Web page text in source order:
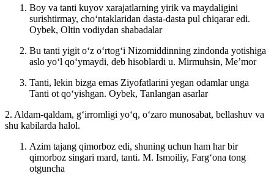
Boy va tanti kuyov xarajatlarning yirik va maydaligini
surishtirmay, choʻntaklaridan dasta-dasta pul chiqarar edi.
Oybek, Oltin vodiydan shabadalar
Bu tanti yigit oʻz oʻrtogʻi Nizomiddinning zindonda yotishiga
aslo yoʻl qoʻymaydi, deb hisoblardi u. Mirmuhsin, Meʼmor
Tanti, lekin bizga emas Ziyofatlarini yegan odamlar unga
Tanti ot qoʻyishgan. Oybek, Tanlangan asarlar
2. Aldam-qaldam, gʻirromligi yoʻq, oʻzaro munosabat, bellashuv va
shu kabilarda halol.
Azim tajang qimorboz edi, shuning uchun ham har bir
qimorboz singari mard, tanti. M. Ismoiliy, Fargʻona tong
otguncha